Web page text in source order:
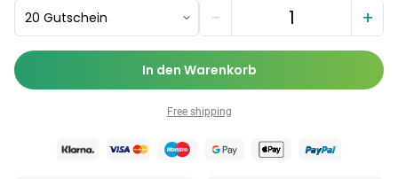
20 Gutschein − +
In den Warenkorb
Free shipping